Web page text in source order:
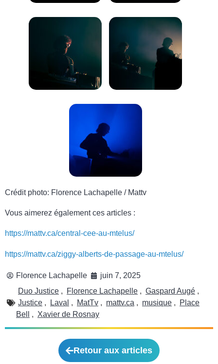
Crédit photo: Florence Lachapelle / Mattv
Vous aimerez également ces articles :
https://mattv.ca/central-cee-au-mtelus/
https://mattv.ca/ziggy-alberts-de-passage-au-mtelus/
Florence Lachapelle
juin 7, 2025
Duo Justice , Florence Lachapelle , Gaspard Augé ,
Justice , Laval , MatTv , mattv.ca , musique ,
Place
Bell
, Xavier de Rosnay
Retour aux articles